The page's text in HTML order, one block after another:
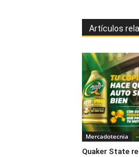
Artículos
Mercadotecnia
Quaker State